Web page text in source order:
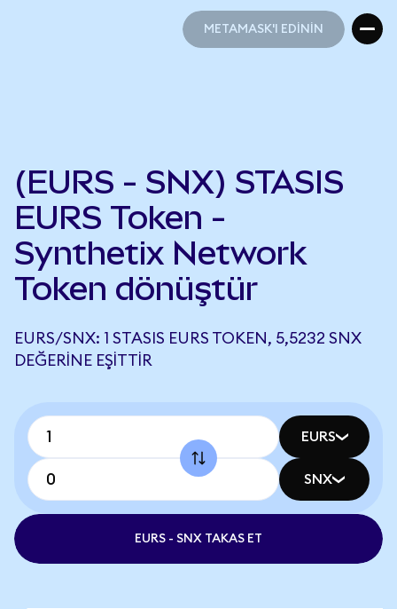
METAMASK'I EDİNİN
(EURS - SNX) STASIS
EURS Token -
Synthetix Network
Token dönüştür
EURS/SNX: 1 STASIS EURS TOKEN, 5,5232 SNX
DEĞERINE EŞITTIR
EURS
SNX
EURS - SNX TAKAS ET